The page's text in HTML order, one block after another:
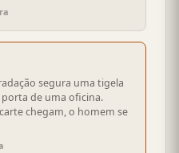
segura uma tigela
de uma oficina.
chegam, o homem se